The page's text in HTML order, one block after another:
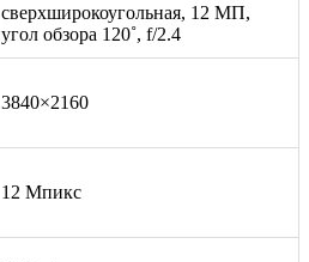
сверхширокоугольная, 12 МП,
угол обзора 120˚, f/2.4
3840×2160
12 Мпикс